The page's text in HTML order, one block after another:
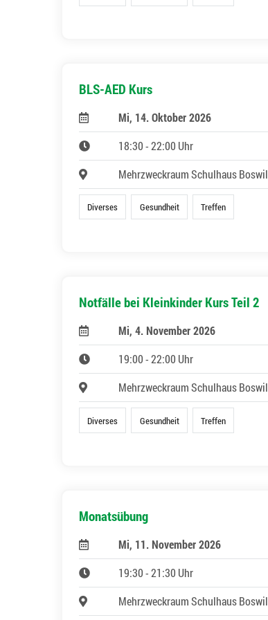
BLS-AED Kurs
Mi, 14. Oktober 2026
18:30 - 22:00 Uhr
Mehrzweckraum Schulhaus Boswil
Diverses Gesundheit Treffen
Notfälle bei Kleinkinder Kurs Teil 2
Mi, 4. November 2026
19:00 - 22:00 Uhr
Mehrzweckraum Schulhaus Boswil
Diverses Gesundheit Treffen
Monatsübung
Mi, 11. November 2026
19:30 - 21:30 Uhr
Mehrzweckraum Schulhaus Boswil